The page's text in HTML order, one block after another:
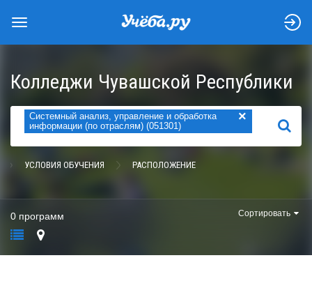
Колледжи Чувашской Республики
Системный анализ, управление и обработка
информации (по отраслям) (051301)
×
НАЙТИ
УСЛОВИЯ ОБУЧЕНИЯ РАСПОЛОЖЕНИЕ
0 программ Сортировать